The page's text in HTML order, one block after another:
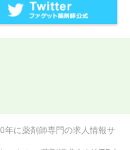
年に薬剤師専門の求人情報サ